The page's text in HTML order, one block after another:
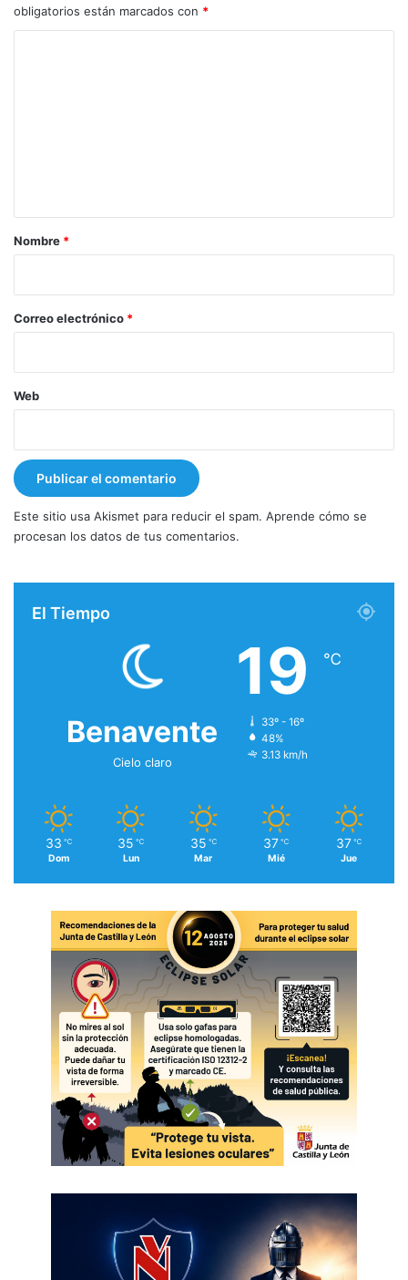
obligatorios están marcados con *
r
*
Nombre *
Correo electrónico *
Web
Este sitio usa Akismet para reducir el spam. Aprende cómo se
procesan los datos de tus comentarios.
El Tiempo
Benavente
Cielo claro
19 ℃
33º - 16º
48%
3.13 km/h
33 ℃
Dom
35 ℃
Lun
35 ℃
Mar
37 ℃
Mié
37 ℃
Jue